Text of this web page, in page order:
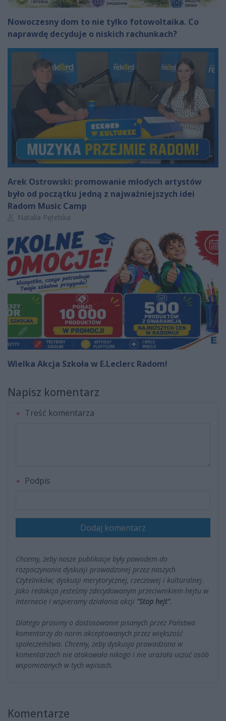
Nowoczesny dom to nie tylko fotowoltaika. Co
naprawdę decyduje o niskich rachunkach?
Arek Ostrowski: promowanie młodych artystów
było od początku jedną z najważniejszych idei
Radom Music Camp
Autor artykułu:
Natalia Pętelska
Wielka Akcja Szkoła w E.Leclerc Radom!
Napisz komentarz
Treść komentarza
Podpis
Dodaj komentarz
Chcemy, żeby nasze publikacje były powodem do
rozpoczynania dyskusji prowadzonej przez naszych
Czytelników; dyskusji merytorycznej, rzeczowej i kulturalnej.
Jako redakcja jesteśmy zdecydowanym przeciwnikiem hejtu w
Internecie i wspieramy działania akcji "Stop hejt".
Dlatego prosimy o dostosowanie pisanych przez Państwa
komentarzy do norm akceptowanych przez większość
społeczeństwa. Chcemy, żeby dyskusja prowadzona w
komentarzach nie atakowała nikogo i nie urażała uczuć osób
wspominanych w tych wpisach.
Komentarze